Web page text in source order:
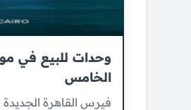
وحدات للبيع في
الخامس
فيرس القاهرة الجديدة